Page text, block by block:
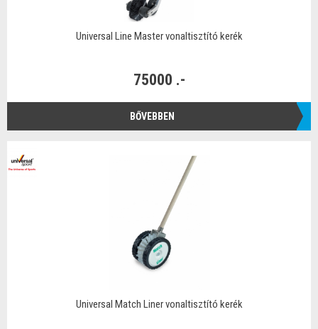
Universal Line Master vonaltisztító kerék
75000 .-
BŐVEBBEN
Universal Match Liner vonaltisztító kerék